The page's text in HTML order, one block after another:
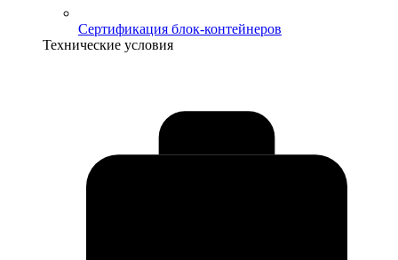
Сертификация блок-контейнеров
Технические условия